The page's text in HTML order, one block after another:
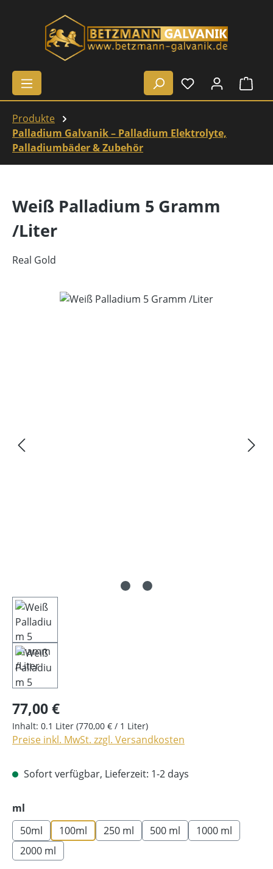
Zum Hauptinhalt springen
Produkte
Palladium Galvanik – Palladium Elektrolyte,
Palladiumbäder & Zubehör
Weiß Palladium 5 Gramm
/Liter
Real Gold
Bildergalerie überspringen
77,00 €
Inhalt: 0.1 Liter (770,00 € / 1 Liter)
Preise inkl. MwSt. zzgl. Versandkosten
Sofort verfügbar, Lieferzeit: 1-2 days
ml
50ml
100ml 250 ml 500 ml
1000 ml
2000 ml